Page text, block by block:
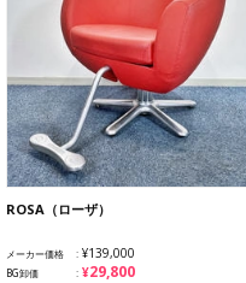
ROSA（ローザ）
メーカー価格 ¥139,000
BG卸価 ¥29,800